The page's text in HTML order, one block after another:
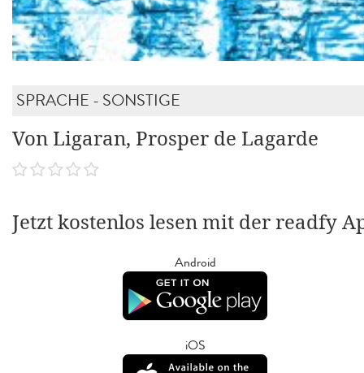
SPRACHE - SONSTIGE
Von Ligaran, Prosper de Lagarde
Jetzt kostenlos lesen mit der readfy
Android
iOS